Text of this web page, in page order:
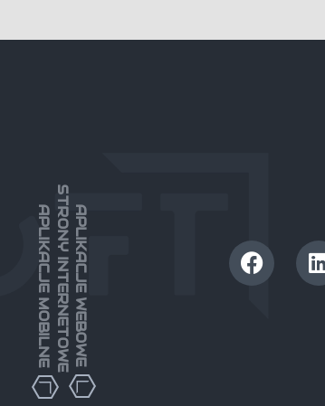
APLIKACJE MOBILNESTRONY INTERNETOWEAPLIKACJE WEBOWE